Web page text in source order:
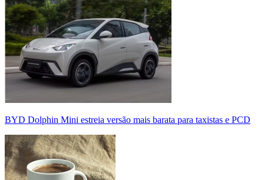
BYD Dolphin Mini estreia versão mais barata para taxistas e PCD